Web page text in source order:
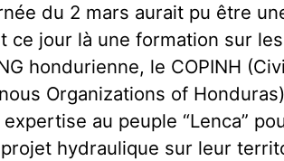
du 2 mars aurait pu être
ce jour là une formation sur
hondurienne, le COPINH
Organizations of
au peuple “Lenca”
hydraulique sur leur